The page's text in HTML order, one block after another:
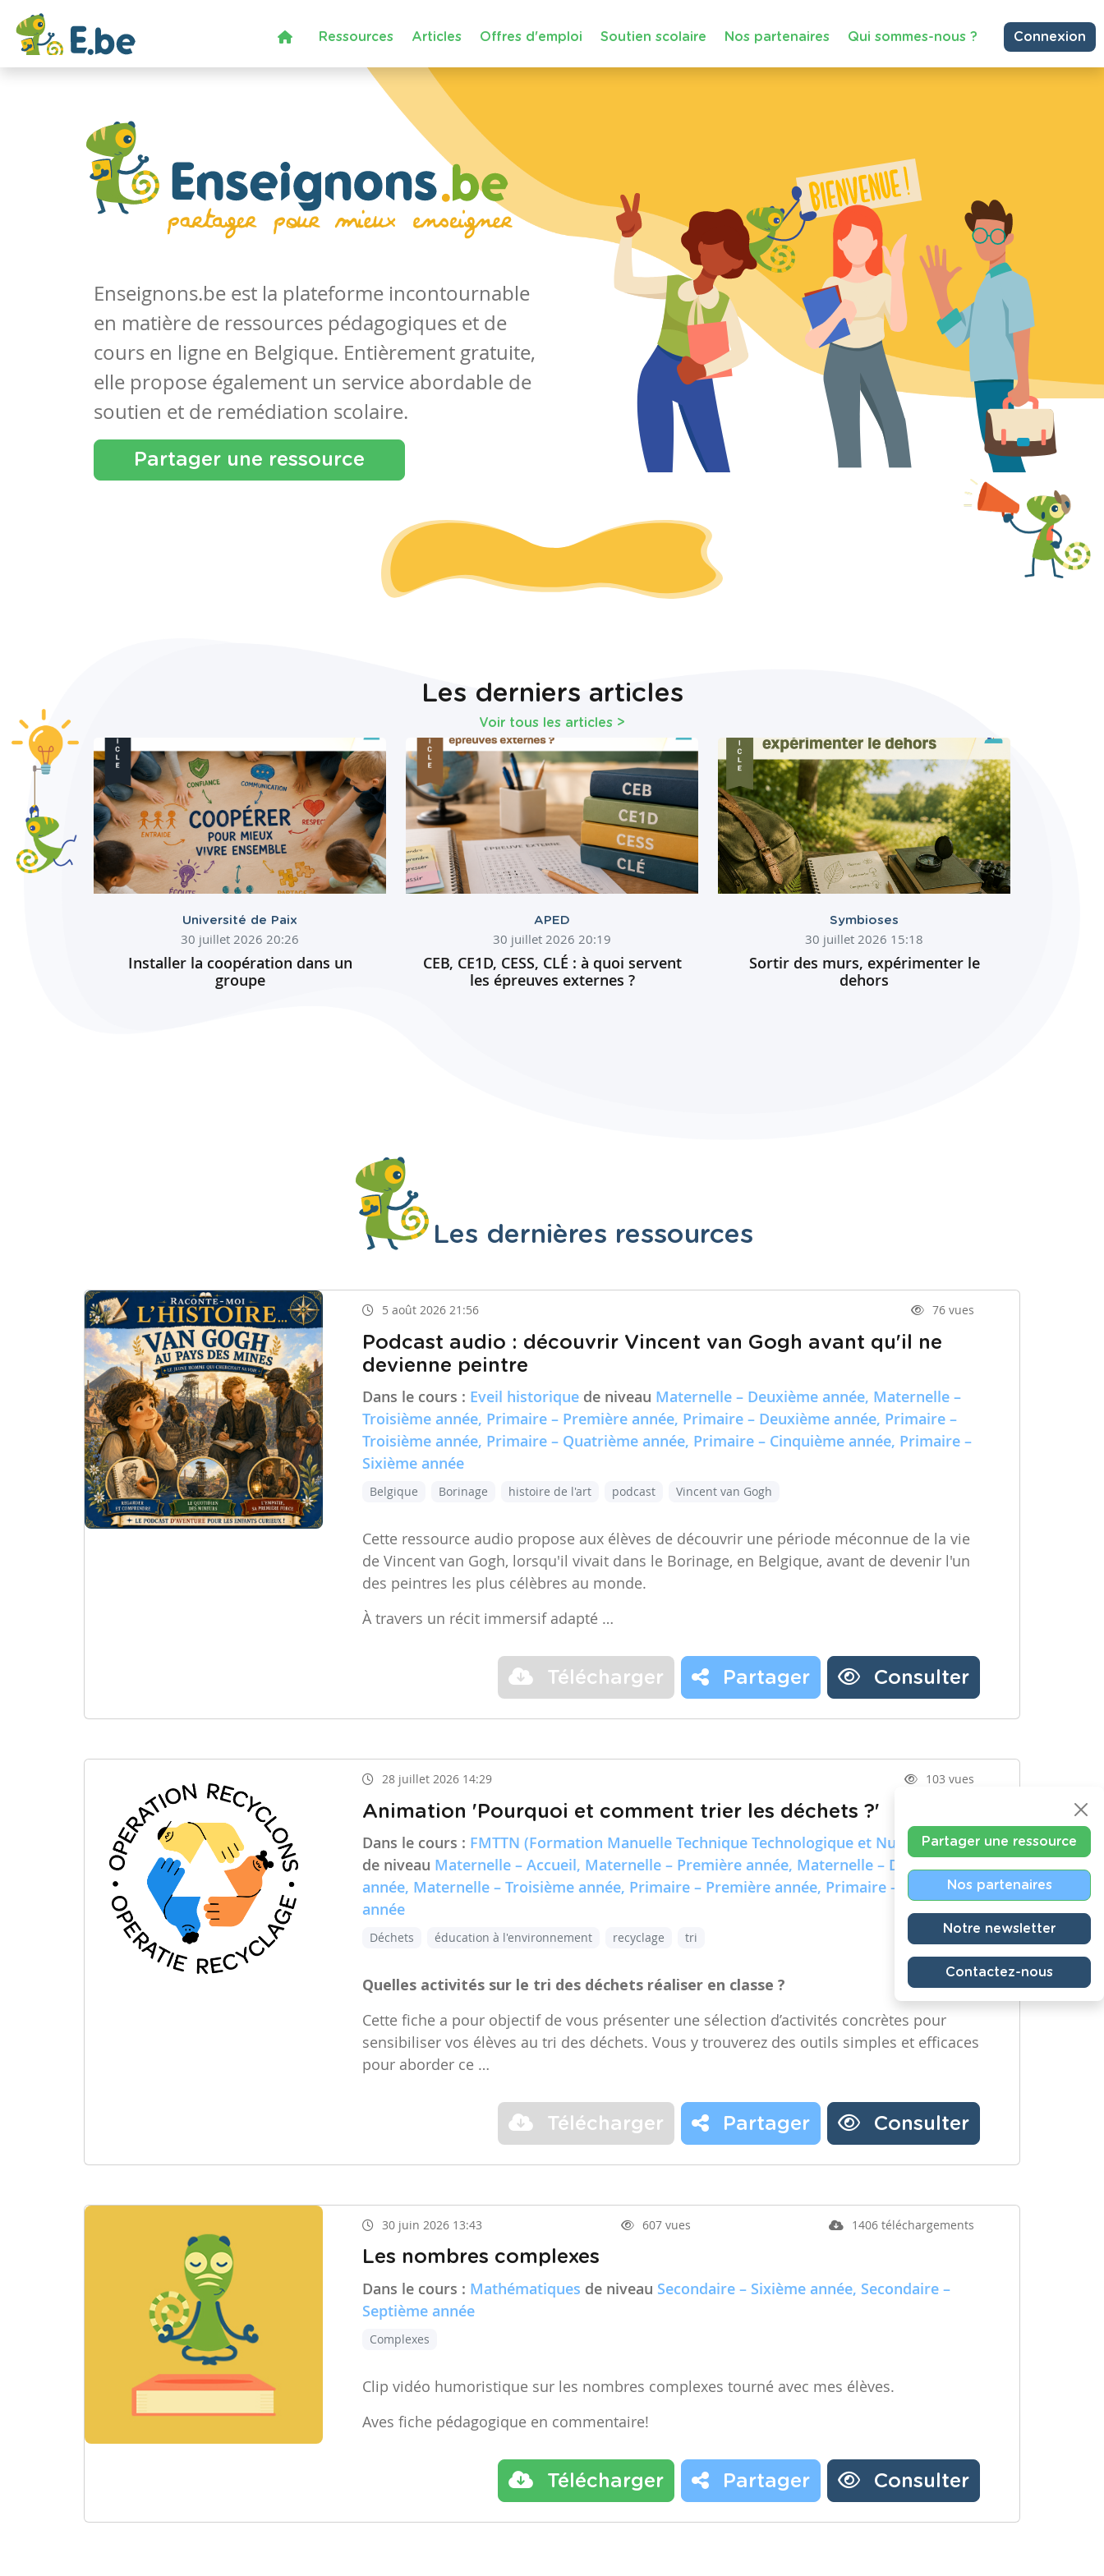
Ressources Articles Offres d'emploi Soutien scolaire Nos partenaires Qui sommes-nous ? Connexion
Enseignons.be est la plateforme incontournable
en matière de ressources pédagogiques et de
cours en ligne en Belgique. Entièrement gratuite,
elle propose également un service abordable de
soutien et de remédiation scolaire.
Partager une ressource
Les derniers articles
Voir tous les articles >
Université de Paix
30 juillet 2026 20:26
Installer la coopération dans un
groupe
APED
30 juillet 2026 20:19
CEB, CE1D, CESS, CLÉ : à quoi servent
les épreuves externes ?
Symbioses
30 juillet 2026 15:18
Sortir des murs, expérimenter le
dehors
Les dernières ressources
5 août 2026 21:56 76 vues
Podcast audio : découvrir Vincent van Gogh avant qu'il ne
devienne peintre
Dans le cours : Eveil historique de niveau Maternelle – Deuxième année, Maternelle –
Troisième année, Primaire – Première année, Primaire – Deuxième année, Primaire –
Troisième année, Primaire – Quatrième année, Primaire – Cinquième année, Primaire –
Sixième année
Belgique Borinage histoire de l'art podcast Vincent van Gogh
Cette ressource audio propose aux élèves de découvrir une période méconnue de la vie
de Vincent van Gogh, lorsqu'il vivait dans le Borinage, en Belgique, avant de devenir l'un
des peintres les plus célèbres au monde.
À travers un récit immersif adapté …
Télécharger Partager Consulter
28 juillet 2026 14:29 103 vues
Animation 'Pourquoi et comment trier les déchets ?'
Dans le cours : FMTTN (Formation Manuelle Technique Technologique et Numérique)
de niveau Maternelle – Accueil, Maternelle – Première année, Maternelle – Deuxième
année, Maternelle – Troisième année, Primaire – Première année, Primaire – Deuxième
année
Déchets éducation à l'environnement recyclage tri
Quelles activités sur le tri des déchets réaliser en classe ?
Cette fiche a pour objectif de vous présenter une sélection d’activités concrètes pour
sensibiliser vos élèves au tri des déchets. Vous y trouverez des outils simples et efficaces
pour aborder ce …
Télécharger Partager Consulter
30 juin 2026 13:43 607 vues 1406 téléchargements
Les nombres complexes
Dans le cours : Mathématiques de niveau Secondaire – Sixième année, Secondaire –
Septième année
Complexes
Clip vidéo humoristique sur les nombres complexes tourné avec mes élèves.
Aves fiche pédagogique en commentaire!
Télécharger Partager Consulter
Partager une ressource
Nos partenaires
Notre newsletter
Contactez-nous